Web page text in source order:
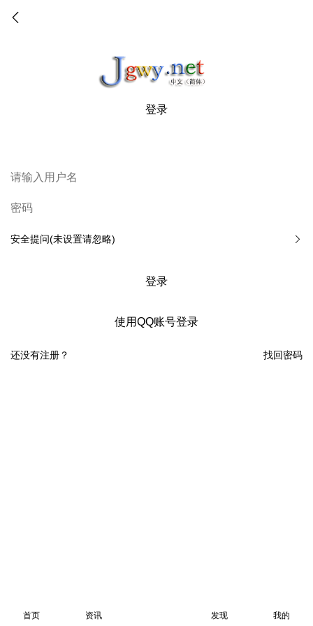
登录
安全提问(未设置请忽略)
登录
使用QQ账号登录
找回密码
还没有注册？
首页 资讯 发现 我的